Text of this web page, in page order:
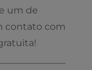
um de
contato com